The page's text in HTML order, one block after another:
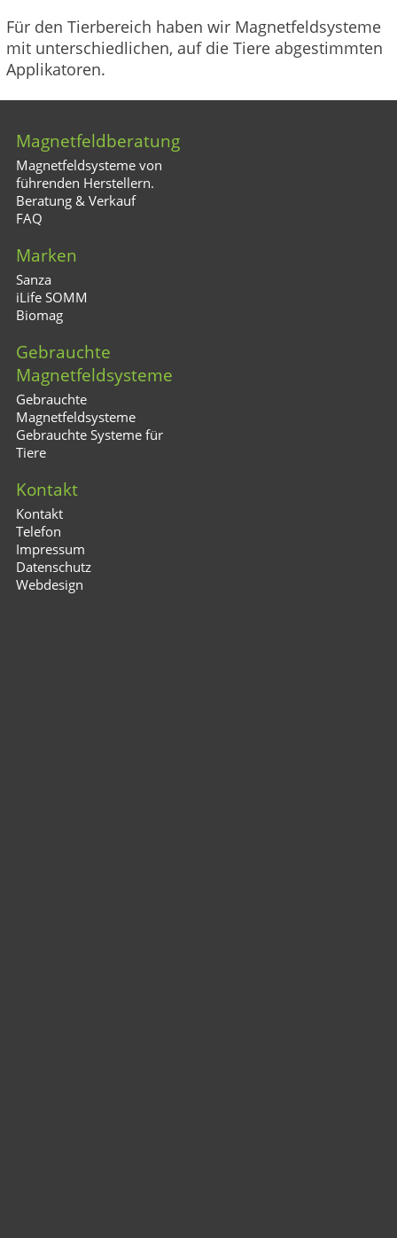
Für den Tierbereich haben wir Magnetfeldsysteme
mit unterschiedlichen, auf die Tiere abgestimmten
Applikatoren.
Magnetfeldberatung
Magnetfeldsysteme von
führenden Herstellern.
Beratung & Verkauf
FAQ
Marken
Sanza
iLife SOMM
Biomag
Gebrauchte
Magnetfeldsysteme
Gebrauchte
Magnetfeldsysteme
Gebrauchte Systeme für
Tiere
Kontakt
Kontakt
Telefon
Impressum
Datenschutz
Webdesign